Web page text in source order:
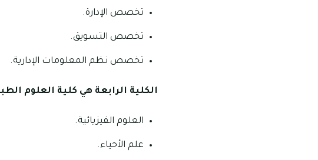
تخصص الإدارة.
تخصص التسويق.
تخصص نظم المعلومات الإدارية.
الكلية الرابعة هي كلية العلوم
العلوم الفيزيائية.
علم الأحياء.